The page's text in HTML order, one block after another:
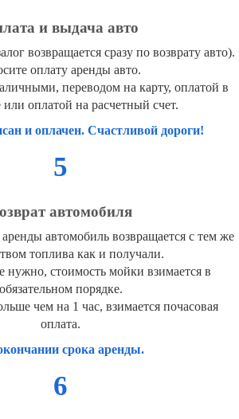
и выдача авто
возвращается сразу по возврату авто).
оплату аренды авто.
переводом на карту, оплатой в
или оплатой на расчетный счет.
и оплачен. Счастливой дороги!
5
автомобиля
автомобиль возвращается с тем же
топлива как и получали.
стоимость мойки взимается в
обязательном порядке.
чем на 1 час, взимается почасовая
оплата.
срока аренды.
6